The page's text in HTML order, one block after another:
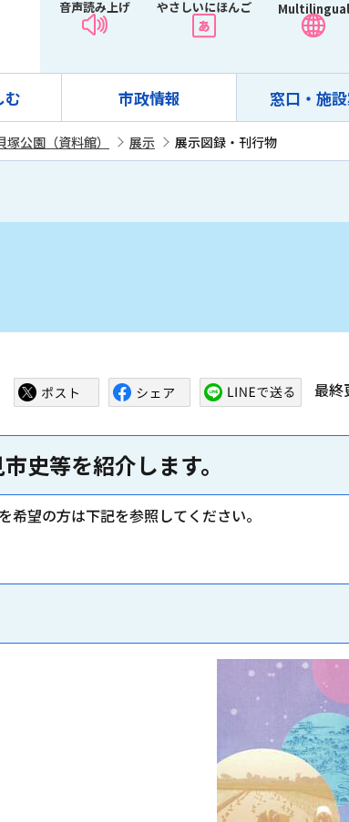
音声読み上げ やさしいにほんご Multilingual
む 市政情報 窓口・施
塚公園（資料館） 展示 展示図録・刊行物
最終
史等を紹介します。
望の方は下記を参照してください。